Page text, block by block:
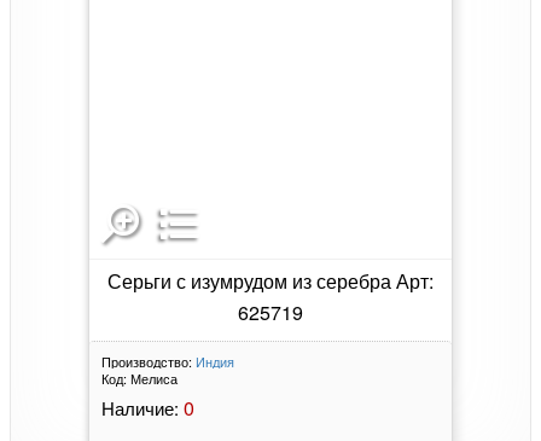
Серьги с изумрудом из серебра Арт:
625719
Производство: Индия
Код: Мелиса
Наличие: 0